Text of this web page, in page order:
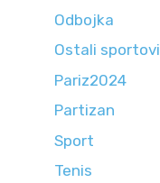
Odbojka
Ostali sportovi
Pariz2024
Partizan
Sport
Tenis